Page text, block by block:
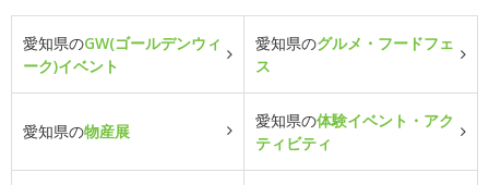
愛知県のGW(ゴールデンウィ
ーク)イベント
愛知県のグルメ・フードフェ
ス
愛知県の物産展
愛知県の体験イベント・アク
ティビティ